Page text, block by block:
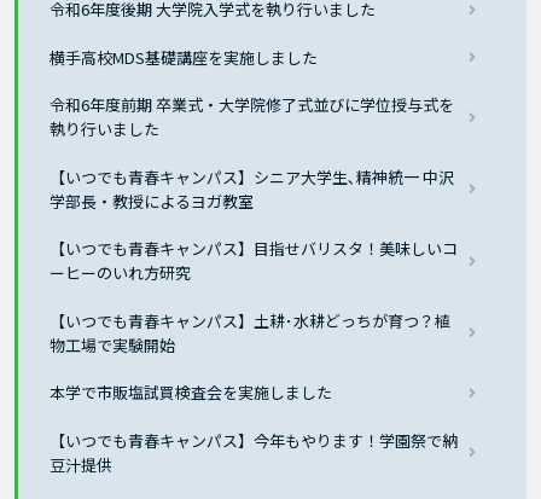
令和6年度後期 大学院入学式を執り行いました
横手高校MDS基礎講座を実施しました
令和6年度前期 卒業式・大学院修了式並びに学位授与式を
執り行いました
【いつでも青春キャンパス】シニア大学生､精神統一 中沢
学部長・教授によるヨガ教室
【いつでも青春キャンパス】目指せバリスタ！美味しいコ
ーヒーのいれ方研究
【いつでも青春キャンパス】土耕･水耕どっちが育つ？植
物工場で実験開始
本学で市販塩試買検査会を実施しました
【いつでも青春キャンパス】今年もやります！学園祭で納
豆汁提供